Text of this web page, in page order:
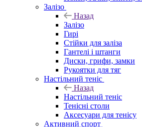
Залізо
Назад
Залізо
Гирі
Стійки для заліза
Гантелі і штанги
Диски, грифи, замки
Рукоятки для тяг
Настільний теніс
Назад
Настільний теніс
Тенісні столи
Аксесуари для тенісу
Активний спорт